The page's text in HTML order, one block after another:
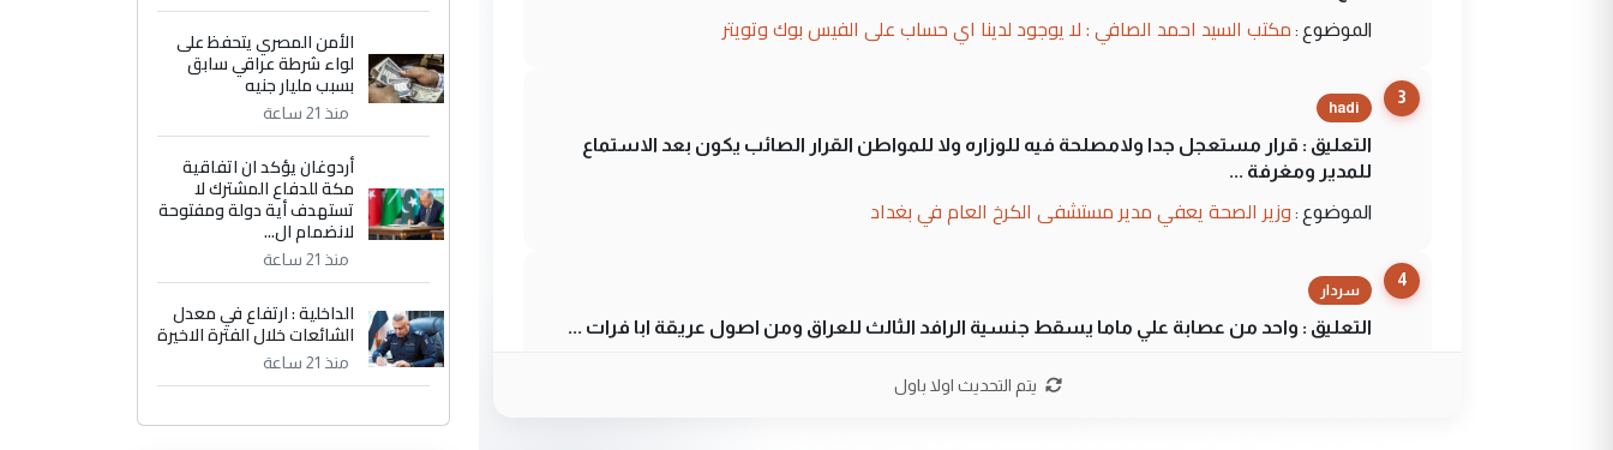
الموضوع : مكتب السيد احمد الصافي : لا يوجود لدينا اي حساب على الفيس بوك وتويتر
3
hadi
التعليق : قرار مستعجل جدا ولامصلحة فيه للوزاره ولا للمواطن القرار الصائب يكون بعد الاستماع
للمدير ومغرفة ...
الموضوع : وزير الصحة يعفي مدير مستشفى الكرخ العام في بغداد
4
سردار
التعليق : واحد من عصابة علي ماما يسقط جنسية الرافد الثالث للعراق ومن اصول عريقة ابا فرات ...
يتم التحديث اولا باول
الأمن المصري يتحفظ على
لواء شرطة عراقي سابق
بسبب مليار جنيه
منذ 21 ساعة
أردوغان يؤكد ان اتفاقية
مكة للدفاع المشترك لا
تستهدف أية دولة ومفتوحة
لانضمام ال...
منذ 21 ساعة
الداخلية : ارتفاع في معدل
الشائعات خلال الفترة الاخيرة
منذ 21 ساعة